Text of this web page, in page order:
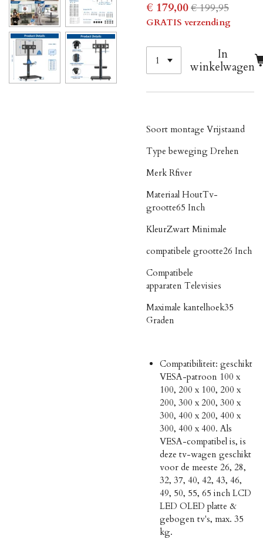
€ 179,00€ 199,95
GRATIS verzending
In
winkelwagen
Soort montage Vrijstaand
Type beweging Drehen
Merk Rfiver
Materiaal HoutTv-
grootte65 Inch
KleurZwart Minimale
compatibele grootte26 Inch
Compatibele
apparaten Televisies
Maximale kantelhoek35
Graden
Compatibiliteit: geschikt
VESA-patroon 100 x
100, 200 x 100, 200 x
200, 300 x 200, 300 x
300, 400 x 200, 400 x
300, 400 x 400. Als
VESA-compatibel is, is
deze tv-wagen geschikt
voor de meeste 26, 28,
32, 37, 40, 42, 43, 46,
49, 50, 55, 65 inch LCD
LED OLED platte &
gebogen tv's, max. 35
kg.